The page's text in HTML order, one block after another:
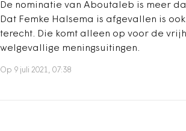
De nominatie van Aboutaleb is meer
Dat Femke Halsema is afgevallen is
terecht. Die komt alleen op voor de
welgevallige meningsuitingen.
Op 9 juli 2021, 07:38